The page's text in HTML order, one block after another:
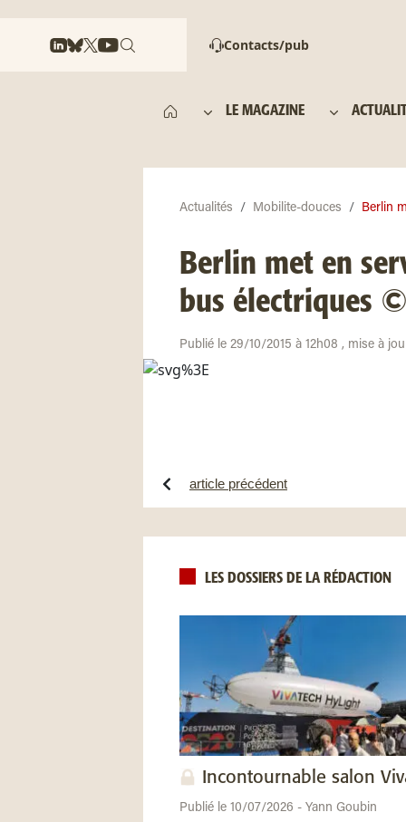
Contacts/pub
LE MAGAZINE
Actualités Mobilite-douces Berlin
Berlin met en
bus électriques
Publié le 29/10/2015 à 12h08 , mise à
article précédent
LES DOSSIERS DE LA RÉDACTION
Incontournable salon
Publié le 10/07/2026 - Yann Goubin